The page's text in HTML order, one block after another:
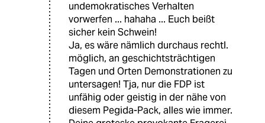
undemokratisches Verhalten
vorwerfen ... hahaha ... Euch beißt
sicher kein Schwein!
Ja, es wäre nämlich durchaus rechtl.
möglich, an geschichtsträchtigen
Tagen und Orten Demonstrationen zu
untersagen! Tja, nur die FDP ist
unfähig oder geistig in der nähe von
diesem Pegida-Pack, alles wie immer.